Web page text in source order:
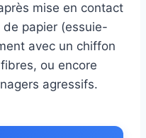
mise en contact
de papier (essuie-
avec un chiffon
ou encore
agressifs.